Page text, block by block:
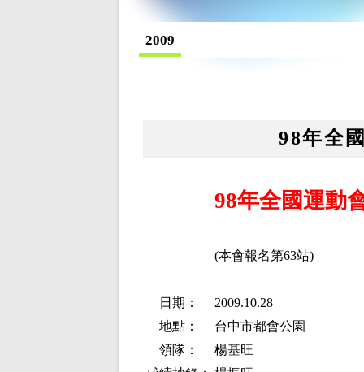
2009
98年全
98年全國運動
(本會報名第63站)
日期：
2009.10.28
地點：
台中市都會公園
領隊：
楊基旺